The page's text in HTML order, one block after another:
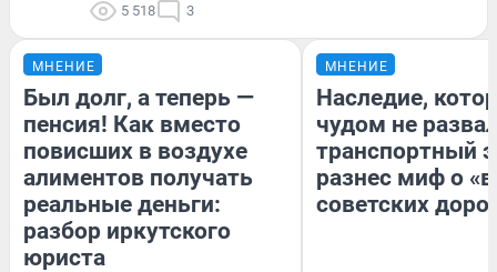
5 518 3
МНЕНИЕ
Был долг, а теперь —
пенсия! Как вместо
повисших в воздухе
алиментов получать
реальные деньги:
разбор иркутского
юриста
МНЕНИЕ
Наследие,
чудом не
транспортный
разнес миф о
советских